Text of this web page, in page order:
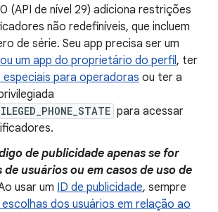
(API de nível 29) adiciona restrições
não redefiníveis, que incluem
de série. Seu app precisa ser um
um app do proprietário do perfil, ter
especiais para operadoras ou ter a
para acessar
de publicidade apenas se for
usuários ou em casos de uso de
usar um ID de publicidade, sempre
dos usuários em relação ao